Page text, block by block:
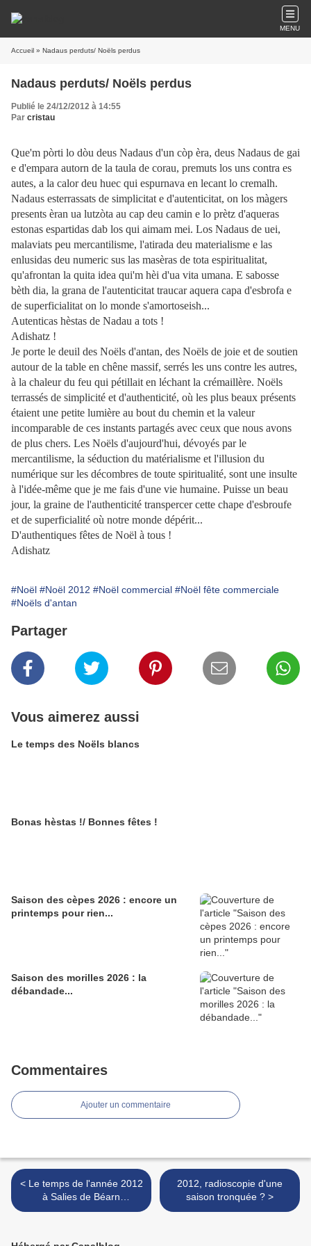
MENU
Accueil » Nadaus perduts/ Noëls perdus
Nadaus perduts/ Noëls perdus
Publié le 24/12/2012 à 14:55
Par cristau
Que'm pòrti lo dòu deus Nadaus d'un còp èra, deus Nadaus de gai
e d'empara autorn de la taula de corau, premuts los uns contra es
autes, a la calor deu huec qui espurnava en lecant lo cremalh.
Nadaus esterrassats de simplicitat e d'autenticitat, on los màgers
presents èran ua lutzòta au cap deu camin e lo prètz d'aqueras
estonas espartidas dab los qui aimam mei. Los Nadaus de uei,
malaviats peu mercantilisme, l'atirada deu materialisme e las
enlusidas deu numeric sus las masèras de tota espiritualitat,
qu'afrontan la quita idea qui'm hèi d'ua vita umana. E sabosse
bèth dia, la grana de l'autenticitat traucar aquera capa d'esbrofa e
de superficialitat on lo monde s'amortoseish...
Autenticas hèstas de Nadau a tots !
Adishatz !
Je porte le deuil des Noëls d'antan, des Noëls de joie et de soutien
autour de la table en chêne massif, serrés les uns contre les autres,
à la chaleur du feu qui pétillait en léchant la crémaillère. Noëls
terrassés de simplicité et d'authenticité, où les plus beaux présents
étaient une petite lumière au bout du chemin et la valeur
incomparable de ces instants partagés avec ceux que nous avons
de plus chers. Les Noëls d'aujourd'hui, dévoyés par le
mercantilisme, la séduction du matérialisme et l'illusion du
numérique sur les décombres de toute spiritualité, sont une insulte
à l'idée-même que je me fais d'une vie humaine. Puisse un beau
jour, la graine de l'authenticité transpercer cette chape d'esbroufe
et de superficialité où notre monde dépérit...
D'authentiques fêtes de Noël à tous !
Adishatz
#Noël #Noël 2012 #Noël commercial #Noël fête commerciale
#Noëls d'antan
Partager
Vous aimerez aussi
Le temps des Noëls blancs
Bonas hèstas !/ Bonnes fêtes !
Saison des cèpes 2026 : encore un
printemps pour rien...
Saison des morilles 2026 : la
débandade...
Commentaires
Ajouter un commentaire
< Le temps de l'année 2012
à Salies de Béarn
(synthèse)
2012, radioscopie d'une
saison tronquée ? >